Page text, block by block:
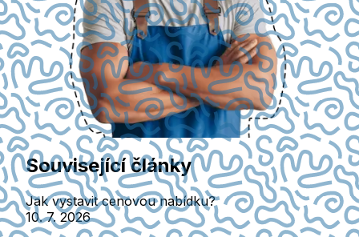
Související články
Jak vystavit cenovou nabídku?
10. 7. 2026